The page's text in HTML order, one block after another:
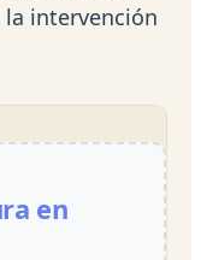
intervención
en